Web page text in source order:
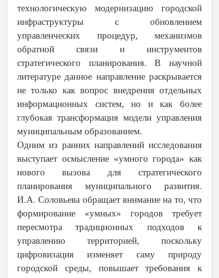
технологическую модернизацию городской
инфраструктуры с обновлением
управленческих процедур, механизмов
обратной связи и инструментов
стратегического планирования. В научной
литературе данное направление раскрывается
не только как вопрос внедрения отдельных
информационных систем, но и как более
глубокая трансформация модели управления
муниципальным образованием.
Одним из ранних направлений исследования
выступает осмысление «умного города» как
нового вызова для стратегического
планирования муниципального развития.
И.А. Соловьева обращает внимание на то, что
формирование «умных» городов требует
пересмотра традиционных подходов к
управлению территорией, поскольку
цифровизация изменяет саму природу
городской среды, повышает требования к